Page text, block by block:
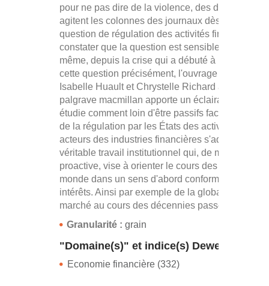
pour ne pas dire de la violence, des débats qui
agitent les colonnes des journaux dès qu'il est
question de régulation des activités financières
constater que la question est sensible, très
même, depuis la crise qui a débuté à l'été 2007.
cette question précisément, l'ouvrage coordonné
Isabelle Huault et Chrystelle Richard aux editions
palgrave macmillan apporte un éclairage inédit :
étudie comment loin d'être passifs face à la
de la régulation par les États des activités, les
acteurs des industries financières s'adonnent à
véritable travail institutionnel qui, de manière
proactive, vise à orienter le cours des choses et
monde dans un sens d'abord conforme à ses
intérêts. Ainsi par exemple de la globalisation
marché au cours des décennies passées.
Granularité : grain
"Domaine(s)" et indice(s) Dewey
Economie financière (332)